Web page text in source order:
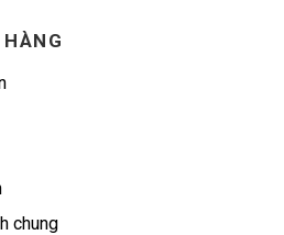
chung